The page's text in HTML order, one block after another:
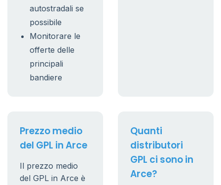
autostradali se
possibile
Monitorare le
offerte delle
principali
bandiere
Prezzo medio
del GPL in Arce
Il prezzo medio
del GPL in Arce è
Quanti
distributori
GPL ci sono in
Arce?